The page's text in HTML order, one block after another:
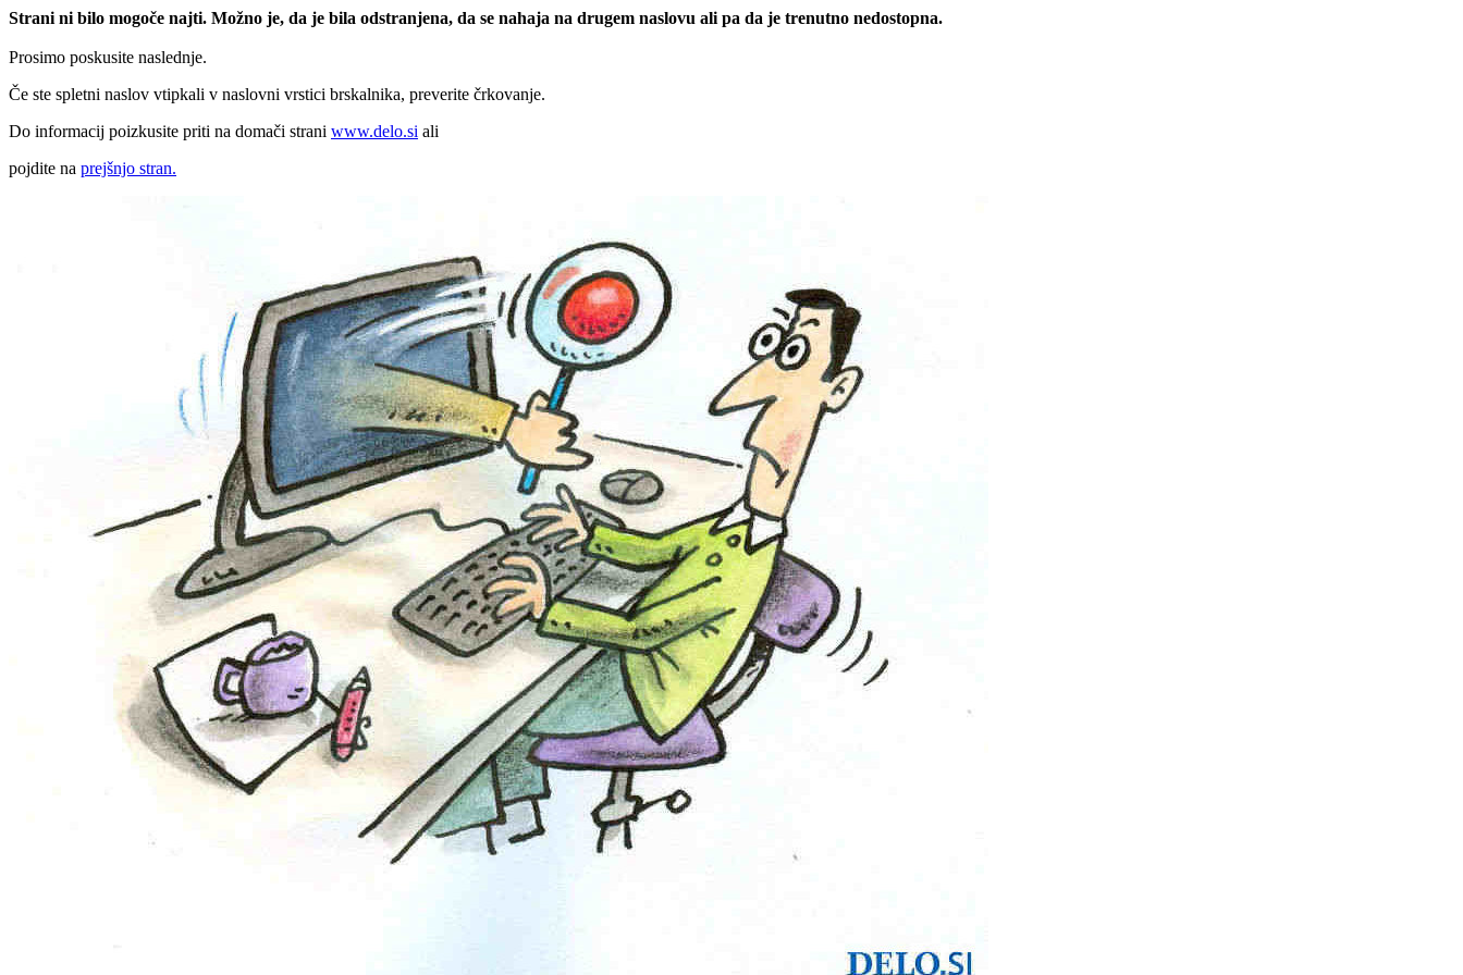
Strani ni bilo mogoče najti. Možno je, da je bila odstranjena, da se nahaja na drugem naslovu ali pa da je trenutno nedostopna.
Prosimo poskusite naslednje.
Če ste spletni naslov vtipkali v naslovni vrstici brskalnika, preverite črkovanje.
Do informacij poizkusite priti na domači strani www.delo.si ali
pojdite na prejšnjo stran.